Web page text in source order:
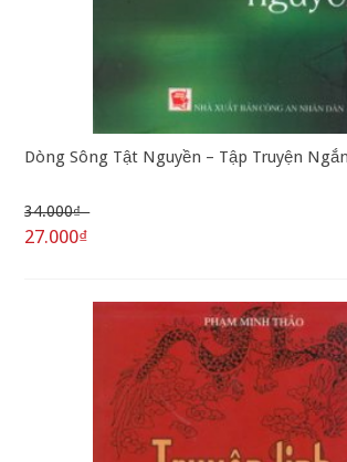
Dòng Sông Tật Nguyền – Tập Truyện Ngắn
34.000₫
27.000₫